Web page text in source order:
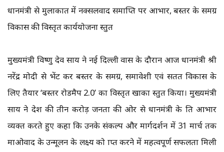
प्रधानमंत्री से मुलाकात में नक्सलवाद समाप्ति पर आभार, बस्तर के समग्र
विकास की विस्तृत कार्ययोजना प्रस्तुत
मुख्यमंत्री विष्णु देव साय ने नई दिल्ली प्रवास के दौरान आज प्रधानमंत्री श्री
नरेंद्र मोदी से भेंट कर बस्तर के समग्र, समावेशी एवं सतत विकास के
लिए तैयार ‘बस्तर रोडमैप 2.0’ का विस्तृत खाका प्रस्तुत किया। मुख्यमंत्री
साय ने प्रदेश की तीन करोड़ जनता की ओर से प्रधानमंत्री के प्रति आभार
व्यक्त करते हुए कहा कि उनके संकल्प और मार्गदर्शन में 31 मार्च तक
माओवाद के उन्मूलन के लक्ष्य को प्राप्त करने में महत्वपूर्ण सफलता मिली